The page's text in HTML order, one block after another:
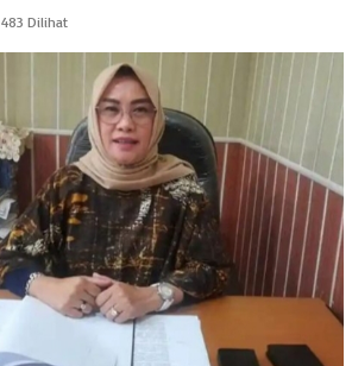
483 Dilihat